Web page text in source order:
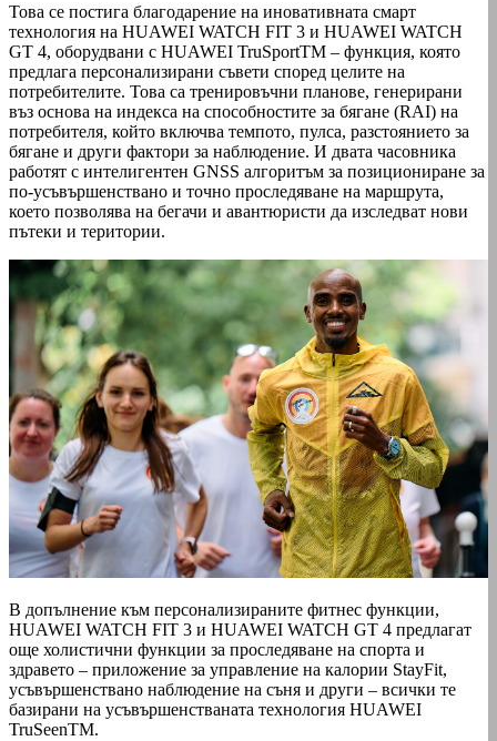
Това се постига благодарение на иновативната смарт
технология на HUAWEI WATCH FIT 3 и HUAWEI WATCH
GT 4, оборудвани с HUAWEI TruSportTM – функция, която
предлага персонализирани съвети според целите на
потребителите. Това са тренировъчни планове, генерирани
въз основа на индекса на способностите за бягане (RAI) на
потребителя, който включва темпото, пулса, разстоянието за
бягане и други фактори за наблюдение. И двата часовника
работят с интелигентен GNSS алгоритъм за позициониране за
по-усъвършенствано и точно проследяване на маршрута,
което позволява на бегачи и авантюристи да изследват нови
пътеки и територии.
В допълнение към персонализираните фитнес функции,
HUAWEI WATCH FIT 3 и HUAWEI WATCH GT 4 предлагат
още холистични функции за проследяване на спорта и
здравето – приложение за управление на калории StayFit,
усъвършенствано наблюдение на съня и други – всички те
базирани на усъвършенстваната технология HUAWEI
TruSeenTM.